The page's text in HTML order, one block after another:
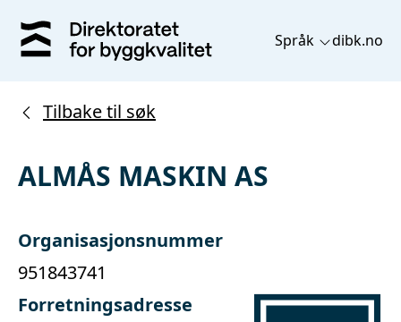
Språk dibk.no
Tilbake til søk
ALMÅS MASKIN AS
Organisasjonsnummer
951843741
Forretningsadresse